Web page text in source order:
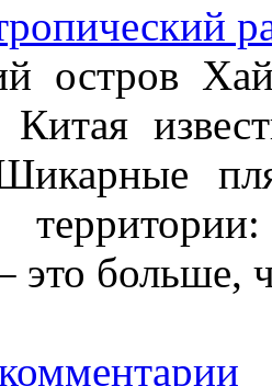
остров
это